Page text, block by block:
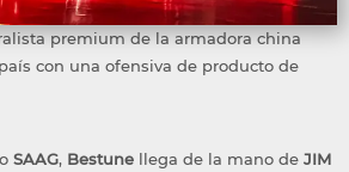
premium de la armadora china
con una ofensiva de producto de
SAAG, Bestune llega de la mano de JIM